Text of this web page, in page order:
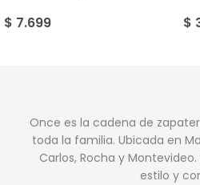
$ 7.699
$
Once es la cadena de
toda la familia. Ubicada en
Carlos, Rocha y
estilo y